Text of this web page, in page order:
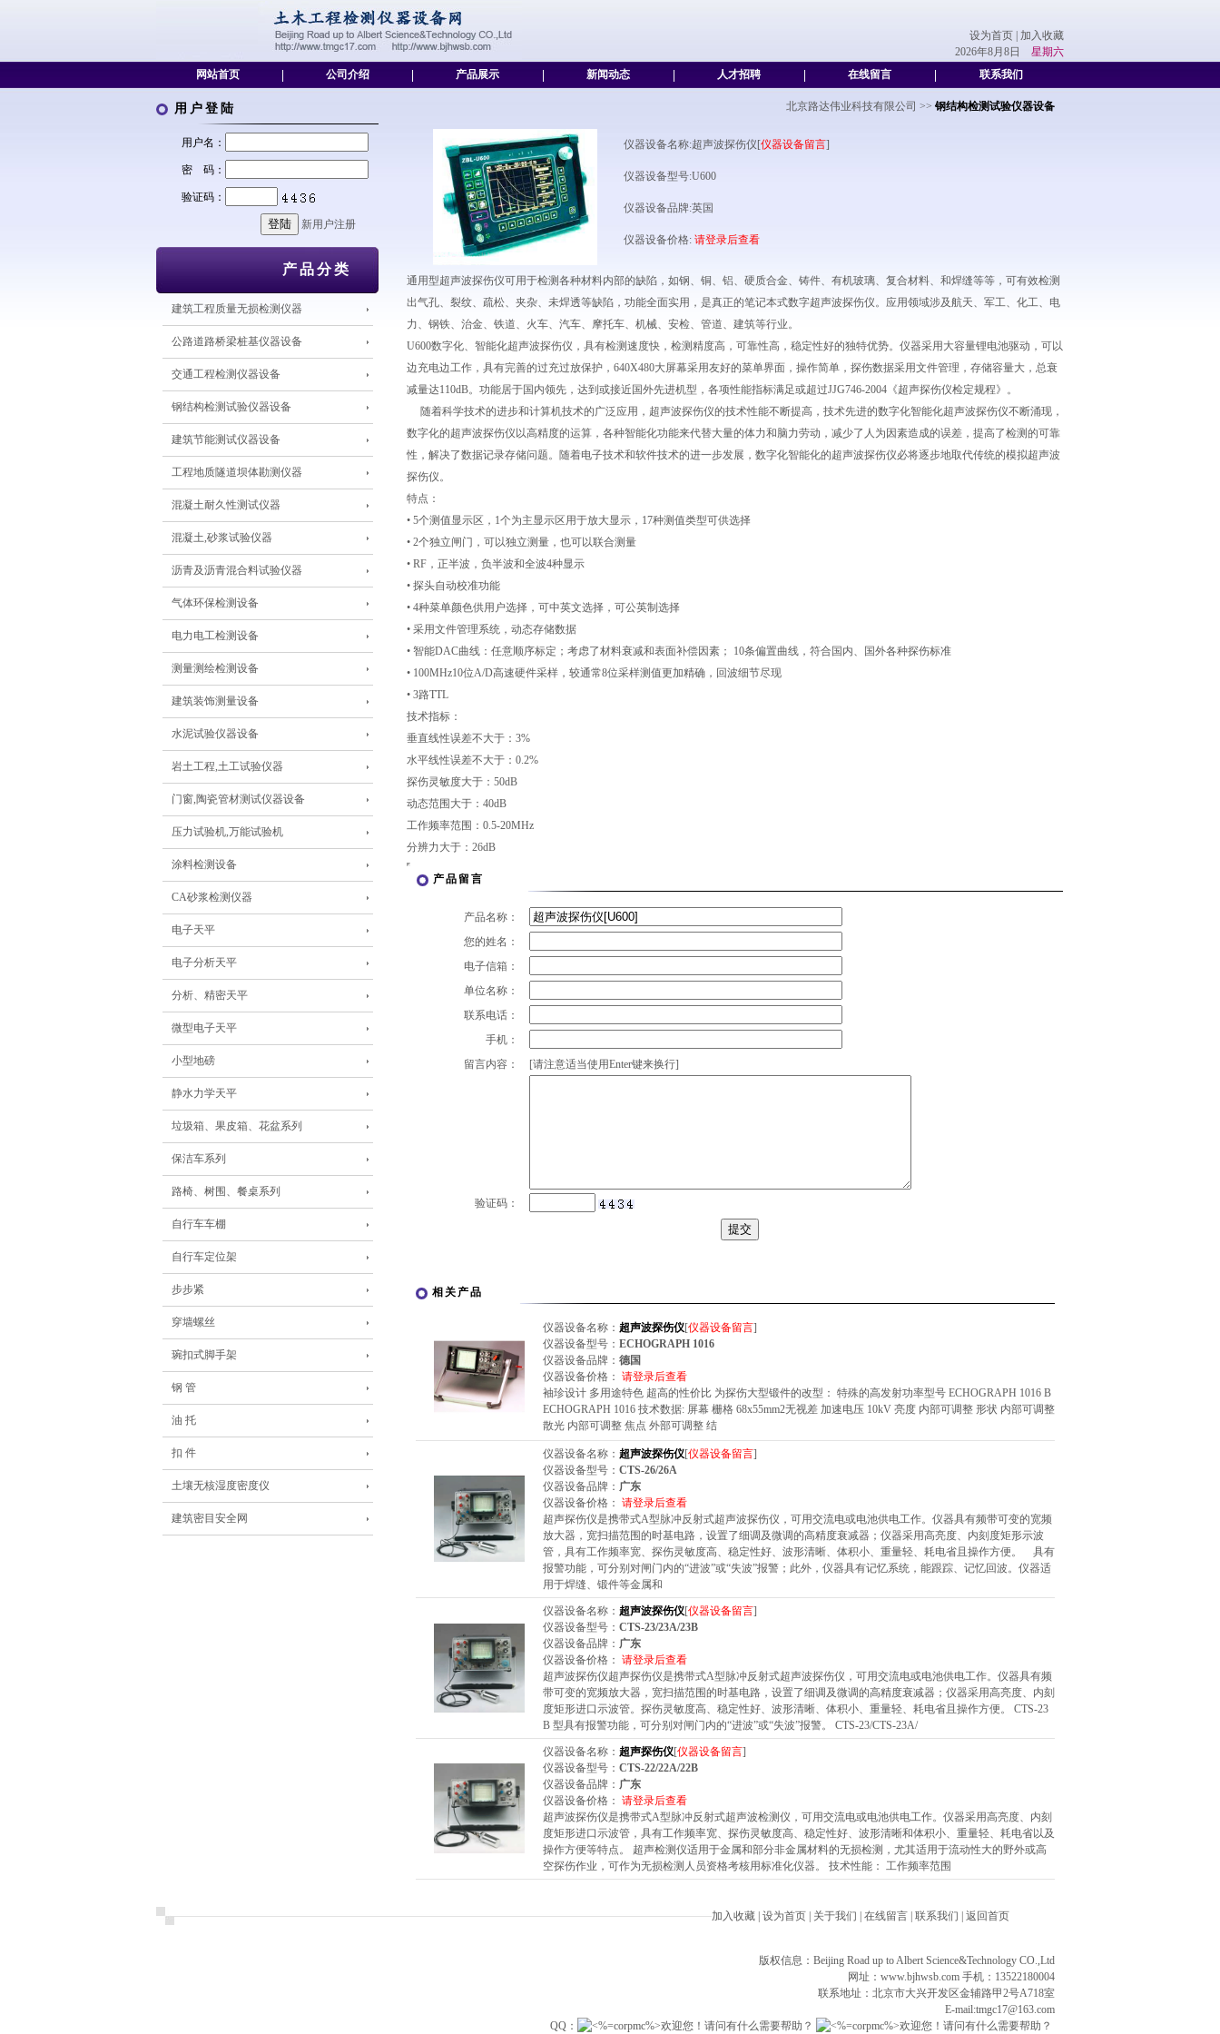
设为首页
加入收藏
2026年8月8日 星期六
网站首页
公司介绍 产品展示 新闻动态 人才招聘 在线留言 联系我们
用户登陆
用户名：
密 码：
验证码：
新用户注册
产品分类
建筑工程质量无损检测仪器
公路道路桥梁桩基仪器设备
交通工程检测仪器设备
钢结构检测试验仪器设备
建筑节能测试仪器设备
工程地质隧道坝体勘测仪器
混凝土耐久性测试仪器
混凝土,砂浆试验仪器
沥青及沥青混合料试验仪器
气体环保检测设备
电力电工检测设备
测量测绘检测设备
建筑装饰测量设备
水泥试验仪器设备
岩土工程,土工试验仪器
门窗,陶瓷管材测试仪器设备
压力试验机,万能试验机
涂料检测设备
CA砂浆检测仪器
电子天平
电子分析天平
分析、精密天平
微型电子天平
小型地磅
静水力学天平
垃圾箱、果皮箱、花盆系列
保洁车系列
路椅、树围、餐桌系列
自行车车棚
自行车定位架
步步紧
穿墙螺丝
琬扣式脚手架
钢 管
油 托
扣 件
土壤无核湿度密度仪
建筑密目安全网
北京路达伟业科技有限公司 >> 钢结构检测试验仪器设备
仪器设备名称:超声波探伤仪[仪器设备留言]
仪器设备型号:U600
仪器设备品牌:英国
仪器设备价格: 请登录后查看
通用型超声波探伤仪可用于检测各种材料内部的缺陷，如钢、铜、铝、硬质合金、铸件、有机玻璃、复合材料、和焊缝等等，可有效检测
出气孔、裂纹、疏松、夹杂、未焊透等缺陷，功能全面实用，是真正的笔记本式数字超声波探伤仪。应用领域涉及航天、军工、化工、电
力、钢铁、治金、铁道、火车、汽车、摩托车、机械、安检、管道、建筑等行业。
U600数字化、智能化超声波探伤仪，具有检测速度快，检测精度高，可靠性高，稳定性好的独特优势。仪器采用大容量锂电池驱动，可以
边充电边工作，具有完善的过充过放保护，640X480大屏幕采用友好的菜单界面，操作简单，探伤数据采用文件管理，存储容量大，总衰
减量达110dB。功能居于国内领先，达到或接近国外先进机型，各项性能指标满足或超过JJG746-2004《超声探伤仪检定规程》。
随着科学技术的进步和计算机技术的广泛应用，超声波探伤仪的技术性能不断提高，技术先进的数字化智能化超声波探伤仪不断涌现，
数字化的超声波探伤仪以高精度的运算，各种智能化功能来代替大量的体力和脑力劳动，减少了人为因素造成的误差，提高了检测的可靠
性，解决了数据记录存储问题。随着电子技术和软件技术的进一步发展，数字化智能化的超声波探伤仪必将逐步地取代传统的模拟超声波
探伤仪。
特点：
• 5个测值显示区，1个为主显示区用于放大显示，17种测值类型可供选择
• 2个独立闸门，可以独立测量，也可以联合测量
• RF，正半波，负半波和全波4种显示
• 探头自动校准功能
• 4种菜单颜色供用户选择，可中英文选择，可公英制选择
• 采用文件管理系统，动态存储数据
• 智能DAC曲线：任意顺序标定；考虑了材料衰减和表面补偿因素； 10条偏置曲线，符合国内、国外各种探伤标准
• 100MHz10位A/D高速硬件采样，较通常8位采样测值更加精确，回波细节尽现
• 3路TTL
技术指标：
垂直线性误差不大于：3%
水平线性误差不大于：0.2%
探伤灵敏度大于：50dB
动态范围大于：40dB
工作频率范围：0.5-20MHz
分辨力大于：26dB
产品留言
产品名称：
您的姓名：
电子信箱：
单位名称：
联系电话：
手机：
留言内容：
[请注意适当使用Enter键来换行]
验证码：
相关产品
仪器设备名称： 超声波探伤仪[仪器设备留言]
仪器设备型号： ECHOGRAPH 1016
仪器设备品牌： 德国
仪器设备价格： 请登录后查看
袖珍设计 多用途特色 超高的性价比 为探伤大型锻件的改型： 特殊的高发射功率型号 ECHOGRAPH 1016 B
ECHOGRAPH 1016 技术数据: 屏幕 栅格 68x55mm2无视差 加速电压 10kV 亮度 内部可调整 形状 内部可调整
散光 内部可调整 焦点 外部可调整 结
仪器设备名称： 超声波探伤仪[仪器设备留言]
仪器设备型号： CTS-26/26A
仪器设备品牌： 广东
仪器设备价格： 请登录后查看
超声探伤仪是携带式A型脉冲反射式超声波探伤仪，可用交流电或电池供电工作。仪器具有频带可变的宽频
放大器，宽扫描范围的时基电路，设置了细调及微调的高精度衰减器；仪器采用高亮度、内刻度矩形示波
管，具有工作频率宽、探伤灵敏度高、稳定性好、波形清晰、体积小、重量轻、耗电省且操作方便。 具有
报警功能，可分别对闸门内的“进波”或“失波”报警；此外，仪器具有记忆系统，能跟踪、记忆回波。仪器适
用于焊缝、锻件等金属和
仪器设备名称： 超声波探伤仪[仪器设备留言]
仪器设备型号： CTS-23/23A/23B
仪器设备品牌： 广东
仪器设备价格： 请登录后查看
超声波探伤仪超声探伤仪是携带式A型脉冲反射式超声波探伤仪，可用交流电或电池供电工作。仪器具有频
带可变的宽频放大器，宽扫描范围的时基电路，设置了细调及微调的高精度衰减器；仪器采用高亮度、内刻
度矩形进口示波管。探伤灵敏度高、稳定性好、波形清晰、体积小、重量轻、耗电省且操作方便。 CTS-23
B 型具有报警功能，可分别对闸门内的“进波”或“失波”报警。 CTS-23/CTS-23A/
仪器设备名称： 超声探伤仪[仪器设备留言]
仪器设备型号： CTS-22/22A/22B
仪器设备品牌： 广东
仪器设备价格： 请登录后查看
超声波探伤仪是携带式A型脉冲反射式超声波检测仪，可用交流电或电池供电工作。仪器采用高亮度、内刻
度矩形进口示波管，具有工作频率宽、探伤灵敏度高、稳定性好、波形清晰和体积小、重量轻、耗电省以及
操作方便等特点。 超声检测仪适用于金属和部分非金属材料的无损检测，尤其适用于流动性大的野外或高
空探伤作业，可作为无损检测人员资格考核用标准化仪器。 技术性能： 工作频率范围
加入收藏 设为首页 关于我们 在线留言 联系我们 返回首页
版权信息：Beijing Road up to Albert Science&Technology CO.,Ltd
网址： www.bjhwsb.com 手机：13522180004
联系地址：北京市大兴开发区金辅路甲2号A718室
E-mail:tmgc17@163.com
QQ：